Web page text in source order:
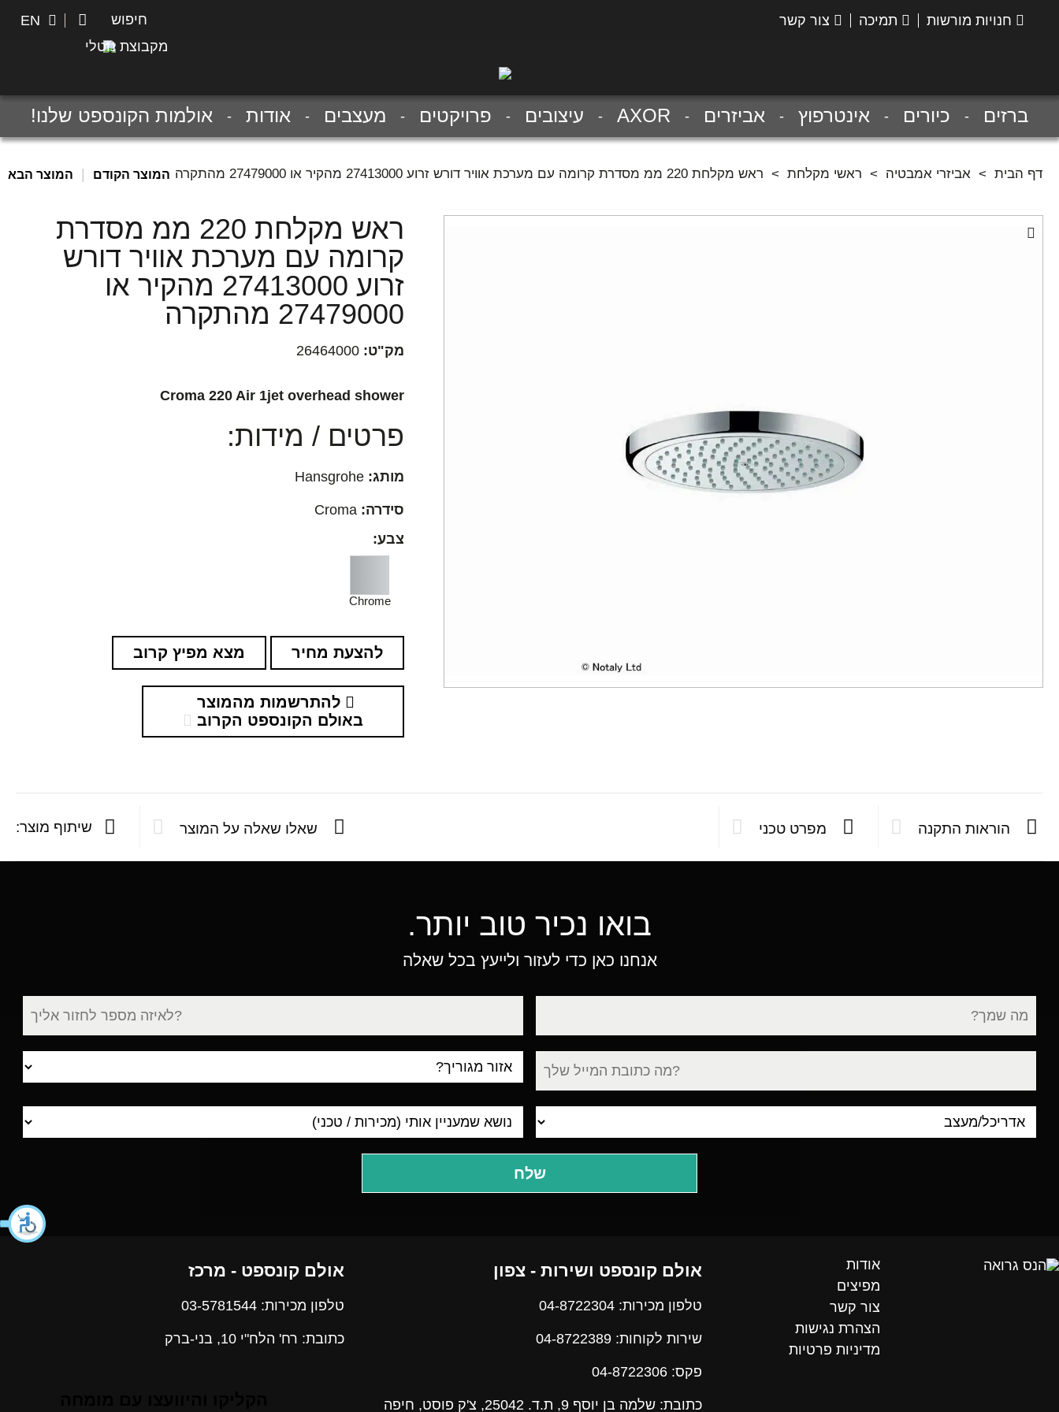
חנויות מורשות תמיכה צור קשר חיפוש EN
מקבוצת נוטלי
ברזים כיורים אינטרפוץ אביזרים AXOR עיצובים פרויקטים מעצבים אודות אולמות הקונספט שלנו!
דף הבית > אביזרי אמבטיה > ראשי מקלחת > ראש מקלחת 220 ממ מסדרת קרומה עם מערכת אוויר דורש זרוע 27413000 מהקיר או 27479000 מהתקרה המוצר הקודם המוצר הבא
ראש מקלחת 220 ממ מסדרת
קרומה עם מערכת אוויר דורש
זרוע 27413000 מהקיר או
27479000 מהתקרה
מק"ט: 26464000
Croma 220 Air 1jet overhead shower
פרטים / מידות:
מותג:
סידרה:
צבע:
Chrome
להצעת מחיר מצא מפיץ קרוב
להתרשמות מהמוצר
באולם הקונספט הקרוב
הוראות התקנה מפרט טכני שאלו שאלה על המוצר שיתוף מוצר:
בואו נכיר טוב יותר.
אנחנו כאן כדי לעזור ולייעץ בכל שאלה
עיר
מגורים
אודות
מפיצים
צור קשר
הצהרת נגישות
מדיניות פרטיות
אולם קונספט ושירות - צפון
טלפון מכירות: 04-8722304
שירות לקוחות: 04-8722389
פקס:04-8722306
כתובת: שלמה בן יוסף 9, ת.ד. 25042, צ'ק פוסט, חיפה
אולם קונספט - מרכז
טלפון מכירות: 03-5781544
כתובת: רח' הלח"י 10, בני-ברק